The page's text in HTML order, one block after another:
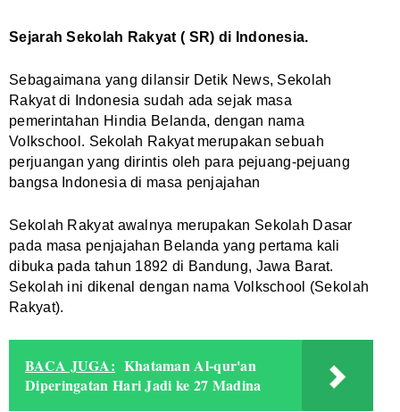
Sejarah Sekolah Rakyat ( SR) di Indonesia.
Sebagaimana yang dilansir Detik News, Sekolah
Rakyat di Indonesia sudah ada sejak masa
pemerintahan Hindia Belanda, dengan nama
Volkschool. Sekolah Rakyat merupakan sebuah
perjuangan yang dirintis oleh para pejuang-pejuang
bangsa Indonesia di masa penjajahan
Sekolah Rakyat awalnya merupakan Sekolah Dasar
pada masa penjajahan Belanda yang pertama kali
dibuka pada tahun 1892 di Bandung, Jawa Barat.
Sekolah ini dikenal dengan nama Volkschool (Sekolah
Rakyat).
BACA JUGA: Khataman Al-qur'an
Diperingatan Hari Jadi ke 27 Madina